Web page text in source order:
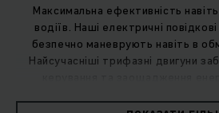
Максимальна ефективність
водіїв. Наші електричні
безпечно маневрують навіть в
Найсучасніші трифазні двигуни